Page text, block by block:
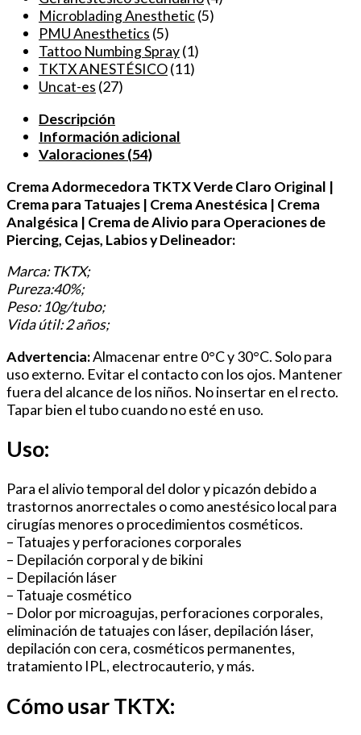
Maquillaje
Permanente
Original
Verde
Claro
Microblading Anesthetic(5)
PMU Anesthetics (5)
Tattoo Numbing Spray(1)
TKTX ANESTÉSICO(11)
Uncat-es (27)
Descripción
Información adicional
Valoraciones (54)
Crema Adormecedora TKTX Verde Claro Original |
Crema para Tatuajes | Crema Anestésica | Crema
Analgésica | Crema de Alivio para Operaciones de
Piercing, Cejas, Labios y Delineador:
Marca: TKTX;
Pureza:40%;
Peso: 10g/tubo;
Vida útil: 2 años;
Advertencia:Almacenar entre 0°C y 30°C. Solo para
uso externo. Evitar el contacto con los ojos. Mantener
fuera del alcance de los niños. No insertar en el recto.
Tapar bien el tubo cuando no esté en uso.
Uso:
Para el alivio temporal del dolor y picazón debido a
trastornos anorrectales o como anestésico local para
cirugías menores o procedimientos cosméticos.
– Tatuajes y perforaciones corporales
– Depilación corporal y de bikini
– Depilación láser
– Tatuaje cosmético
– Dolor por microagujas, perforaciones corporales,
eliminación de tatuajes con láser, depilación láser,
depilación con cera, cosméticos permanentes,
tratamiento IPL, electrocauterio, y más.
Cómo usar TKTX: